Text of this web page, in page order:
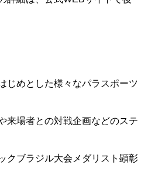
じめとした様々なパラスポーツ
来場者との対戦企画などのステ
クブラジル大会メダリスト顕彰